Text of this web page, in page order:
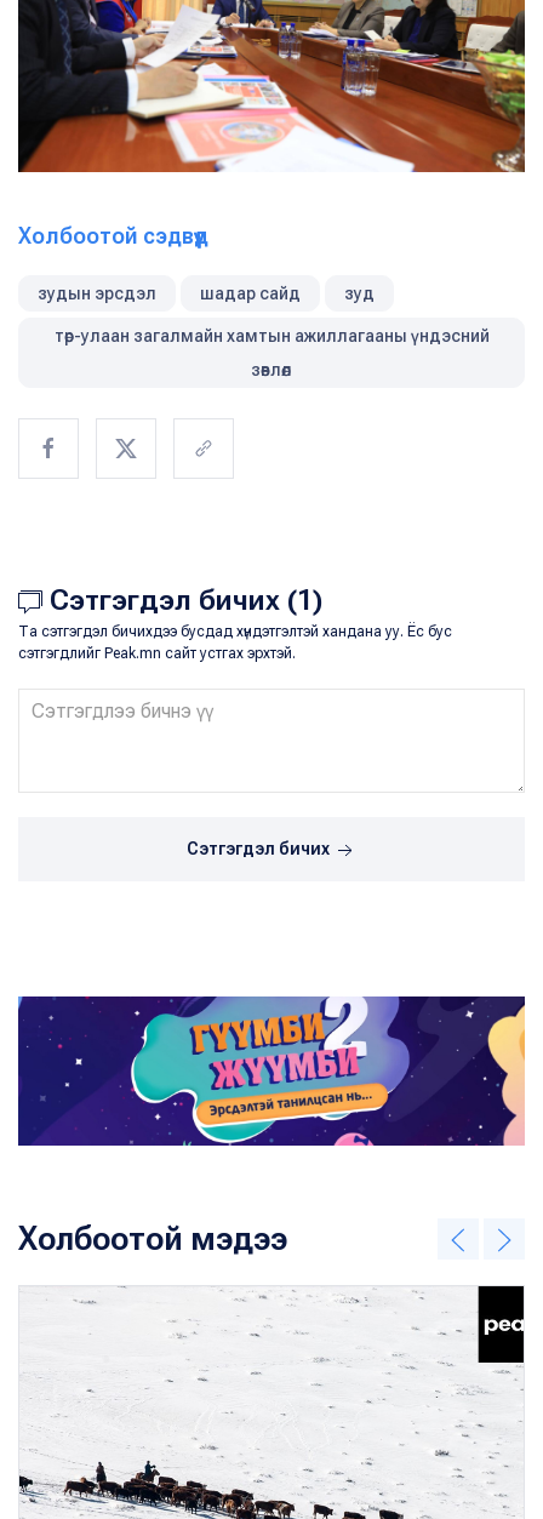
Холбоотой сэдвүүд
зудын эрсдэл шадар сайд зуд
төр-улаан загалмайн хамтын ажиллагааны үндэсний
зөвлөл
Сэтгэгдэл бичих (1)
Та сэтгэгдэл бичихдээ бусдад хүндэтгэлтэй хандана уу. Ёс бус
сэтгэгдлийг Peak.mn сайт устгах эрхтэй.
Сэтгэгдэл бичих
Холбоотой мэдээ